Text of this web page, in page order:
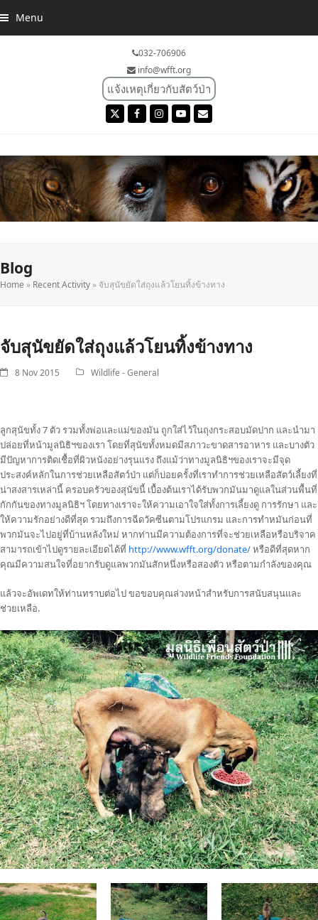
Menu
032-706906
info@wfft.org
แจ้งเหตุเกี่ยวกับสัตว์ป่า
TwitterFacebookInstagram
YouTube
Email
Blog
Home » Recent Activity » จับสุนัขยัดใส่ถุงแล้วโยนทิ้งข้างทาง
จับสุนัขยัดใส่ถุงแล้วโยนทิ้งข้างทาง
8 Nov 2015 Wildlife - General
ลูกสุนัขทั้ง 7 ตัว รวมทั้งพ่อและแม่ของมัน ถูกใส่ไว้ในถุงกระสอบมัดปาก และนำมา
ปล่อยที่หน้ามูลนิธิฯของเรา โดยที่สุนัขทั้งหมดมีสภาวะขาดสารอาหาร และบางตัว
มีปัญหาการติดเชื้อที่ผิวหนังอย่างรุนแรง ถึงแม้ว่าทางมูลนิธิฯของเราจะมีจุด
ประสงค์หลักในการช่วยเหลือสัตว์ป่า แต่ก็บ่อยครั้งที่เราทำการช่วยเหลือสัตว์เลี้ยงที่
น่าสงสารเหล่านี้ ครอบครัวของสุนัขนี้ เบื้องต้นเราได้รับพวกมันมาดูแลในส่วนพื้นที่
กักกันของทางมูลนิธิฯ โดยทางเราจะให้ความเอาใจใส่ทั้งการเลี้ยงดู การรักษา และ
ให้ความรักอย่างดีที่สุด รวมถึงการฉีดวัคซีนตามโปรแกรม และการทำหมันก่อนที่
พวกมันจะไปอยู่ที่บ้านหลังใหม่ หากท่านมีความต้องการที่จะช่วยเหลือหรือบริจาค
สามารถเข้าไปดูรายละเอียดได้ที่ http://www.wfft.org/donate/หรือดีที่สุดหาก
คุณมีความสนใจที่อยากรับดูแลพวกมันสักหนึ่งหรือสองตัว หรือตามกำลังของคุณ
แล้วจะอัพเดทให้ท่านทราบต่อไป ขอขอบคุณล่วงหน้าสำหรับการสนับสนุนและ
ช่วยเหลือ.